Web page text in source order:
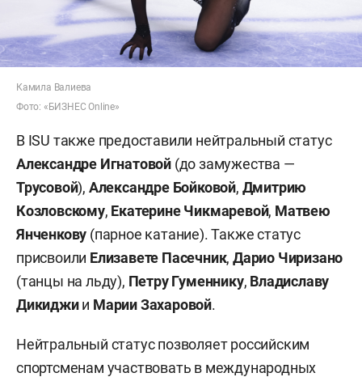
Камила Валиева
Фото: «БИЗНЕС Online»
В ISU также предоставили нейтральный статус
Александре Игнатовой (до замужества —
Трусовой), Александре Бойковой, Дмитрию
Козловскому, Екатерине Чикмаревой, Матвею
Янченкову (парное катание). Также статус
присвоили Елизавете Пасечник,Дарио Чиризано
(танцы на льду), Петру Гуменнику, Владиславу
Дикиджии Марии Захаровой.
Нейтральный статус позволяет российским
спортсменам участвовать в международных